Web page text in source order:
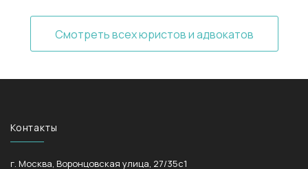
Смотреть всех юристов и адвокатов
Контакты
г. Москва, Воронцовская улица, 27/35с1